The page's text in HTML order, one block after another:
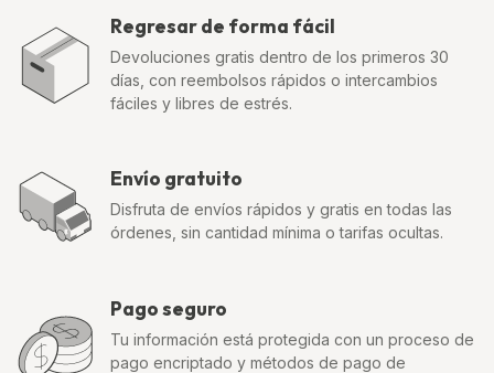
Regresar de forma fácil
Devoluciones gratis dentro de los primeros 30
días, con reembolsos rápidos o intercambios
fáciles y libres de estrés.
Envío gratuito
Disfruta de envíos rápidos y gratis en todas las
órdenes, sin cantidad mínima o tarifas ocultas.
Pago seguro
Tu información está protegida con un proceso de
pago encriptado y métodos de pago de